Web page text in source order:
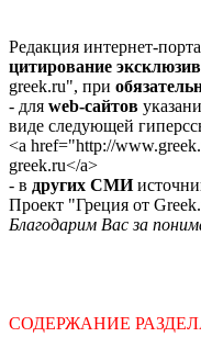
Редакция интернет-
цитирование
greek.ru", при
- для web-сайтов
виде следующей
<a href="http://
greek.ru</a>
- в других СМИ
Проект "Греция от
Благодарим Вас за
СОДЕРЖАНИЕ